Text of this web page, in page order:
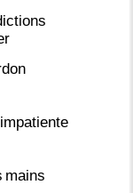
mains